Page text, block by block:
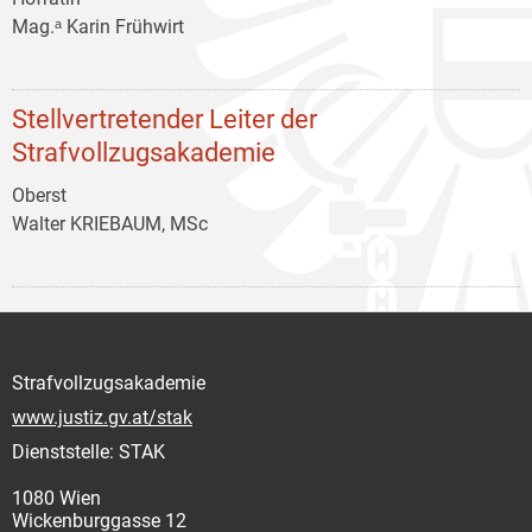
Mag.ᵃ Karin Frühwirt
Stellvertretender Leiter der
Strafvollzugsakademie
Oberst
Walter KRIEBAUM, MSc
Strafvollzugsakademie
www.justiz.gv.at/stak
Dienststelle: STAK
1080 Wien
Wickenburggasse 12